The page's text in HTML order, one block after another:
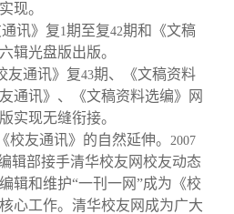
现。
讯》复1期至复42期和《文稿
辑光盘版出版。
友通讯》复43期、《文稿资料
通讯》、《文稿资料选编》网
实现无缝衔接。
校友通讯》的自然延伸。 2007
辑部接手清华校友网校友动态
辑和维护“一刊一网”成为《校
心工作。清华校友网成为广大